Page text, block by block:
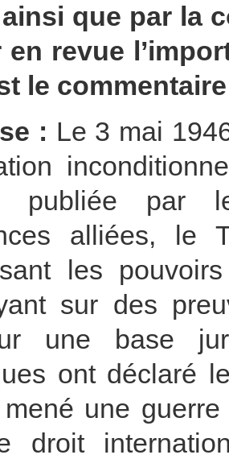
que par la
en revue
le
: Le 3 mai
publiée par le
alliées, le
les
sur des
une base
ont déclaré
mené une
droit